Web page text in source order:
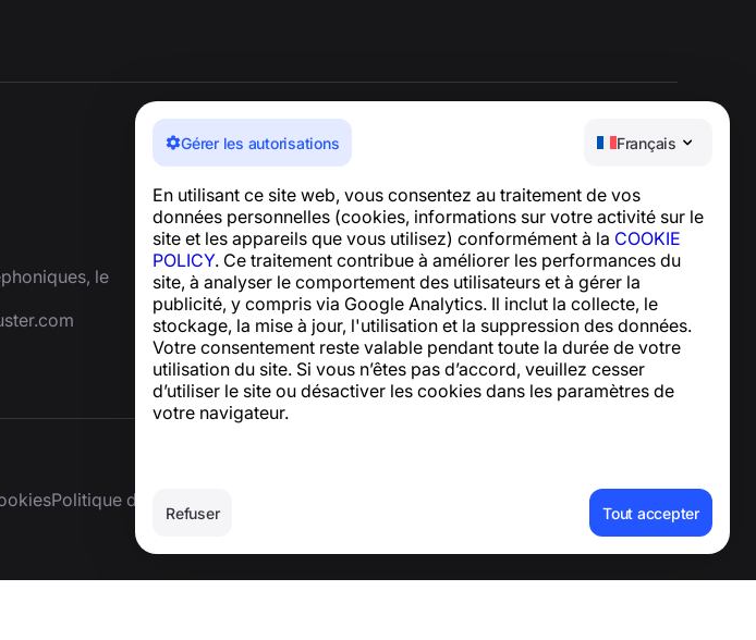
Gérer les autorisations Français
En utilisant ce site web, vous consentez au traitement de vos
données personnelles (cookies, informations sur votre activité sur le
site et les appareils que vous utilisez) conformément à la COOKIE
POLICY. Ce traitement contribue à améliorer les performances du
site, à analyser le comportement des utilisateurs et à gérer la
publicité, y compris via Google Analytics. Il inclut la collecte, le
stockage, la mise à jour, l'utilisation et la suppression des données.
Votre consentement reste valable pendant toute la durée de votre
utilisation du site. Si vous n’êtes pas d’accord, veuillez cesser
d’utiliser le site ou désactiver les cookies dans les paramètres de
votre navigateur.
Refuser Tout accepter
le
Actualités et articles
À propos du projet
Contacts
Politique d’achat